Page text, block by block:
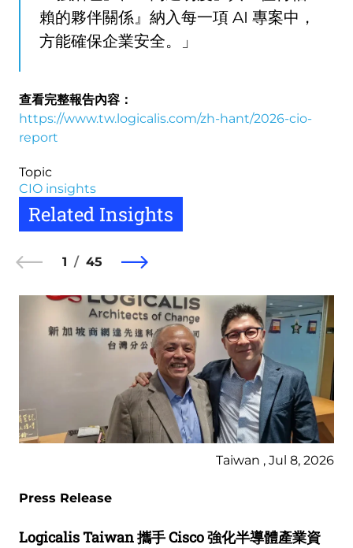
賴的夥伴關係』納入每一項 AI 專案中，
方能確保企業安全。」
查看完整報告內容：
https://www.tw.logicalis.com/zh-hant/2026-cio-
report
Topic
CIO insights
Related Insights
1 45
Taiwan , Jul 8, 2026
Press Release
Logicalis Taiwan 攜手 Cisco 強化半導體產業資